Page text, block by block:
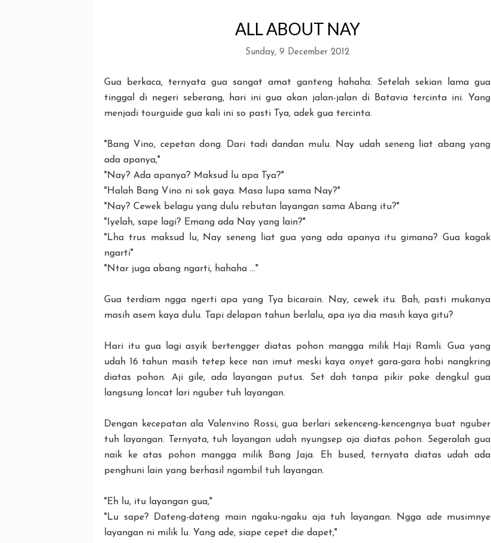
ALL ABOUT NAY
Sunday, 9 December 2012
Gua berkaca, ternyata gua sangat amat ganteng hahaha. Setelah sekian lama gua
tinggal di negeri seberang, hari ini gua akan jalan-jalan di Batavia tercinta ini. Yang
menjadi tourguide gua kali ini so pasti Tya, adek gua tercinta.
"Bang Vino, cepetan dong. Dari tadi dandan mulu. Nay udah seneng liat abang yang
ada apanya,"
"Nay? Ada apanya? Maksud lu apa Tya?"
"Halah Bang Vino ni sok gaya. Masa lupa sama Nay?"
"Nay? Cewek belagu yang dulu rebutan layangan sama Abang itu?"
"Iyelah, sape lagi? Emang ada Nay yang lain?"
"Lha trus maksud lu, Nay seneng liat gua yang ada apanya itu gimana? Gua kagak
ngarti"
"Ntar juga abang ngarti, hahaha ..."
Gua terdiam ngga ngerti apa yang Tya bicarain. Nay, cewek itu. Bah, pasti mukanya
masih asem kaya dulu. Tapi delapan tahun berlalu, apa iya dia masih kaya gitu?
Hari itu gua lagi asyik bertengger diatas pohon mangga milik Haji Ramli. Gua yang
udah 16 tahun masih tetep kece nan imut meski kaya onyet gara-gara hobi nangkring
diatas pohon. Aji gile, ada layangan putus. Set dah tanpa pikir pake dengkul gua
langsung loncat lari nguber tuh layangan.
Dengan kecepatan ala Valenvino Rossi, gua berlari sekenceng-kencengnya buat nguber
tuh layangan. Ternyata, tuh layangan udah nyungsep aja diatas pohon. Segeralah gua
naik ke atas pohon mangga milik Bang Jaja. Eh bused, ternyata diatas udah ada
penghuni lain yang berhasil ngambil tuh layangan.
"Eh lu, itu layangan gua,"
"Lu sape? Dateng-dateng main ngaku-ngaku aja tuh layangan. Ngga ade musimnye
layangan ni milik lu. Yang ade, siape cepet die dapet,"